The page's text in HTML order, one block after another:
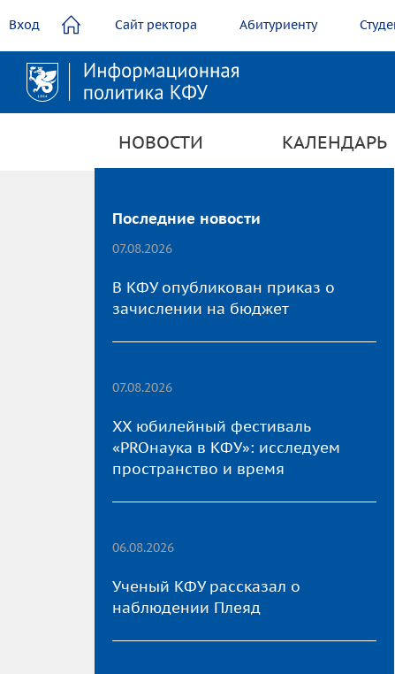
содержанию
Вход Сайт ректора Абитуриенту
НОВОСТИ КАЛЕНДАРЬ
Последние новости
07.08.2026
В КФУ опубликован приказ о
зачислении на бюджет
07.08.2026
XX юбилейный фестиваль
«PROнаука в КФУ»: исследуем
пространство и время
06.08.2026
Ученый КФУ рассказал о
наблюдении Плеяд